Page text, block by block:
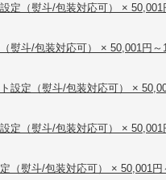
定（熨斗/包装対応可） × 50,001
熨斗/包装対応可） × 50,001円～
設定（熨斗/包装対応可） ×
定（熨斗/包装対応可） × 50,001
（熨斗/包装対応可） × 50,001円